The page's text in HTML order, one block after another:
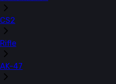
CS2
Rifle
AK-47